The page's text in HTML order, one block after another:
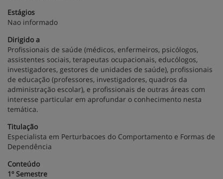
Estágios
Nao informado
Dirigido a
Profissionais de saúde (médicos, enfermeiros, psicólogos,
assistentes sociais, terapeutas ocupacionais, educólogos,
investigadores, gestores de unidades de saúde), profissionais
de educação (professores, investigadores, quadros da
administração escolar), e profissionais de outras áreas com
interesse particular em aprofundar o conhecimento nesta
temática.
Titulação
Especialista em Perturbacoes do Comportamento e Formas de
Dependência
Conteúdo
1º Semestre